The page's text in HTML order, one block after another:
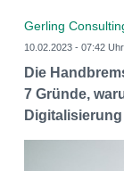
Gerling
10.02.2023 - 07:42 Uhr
Die
7 Gründe,